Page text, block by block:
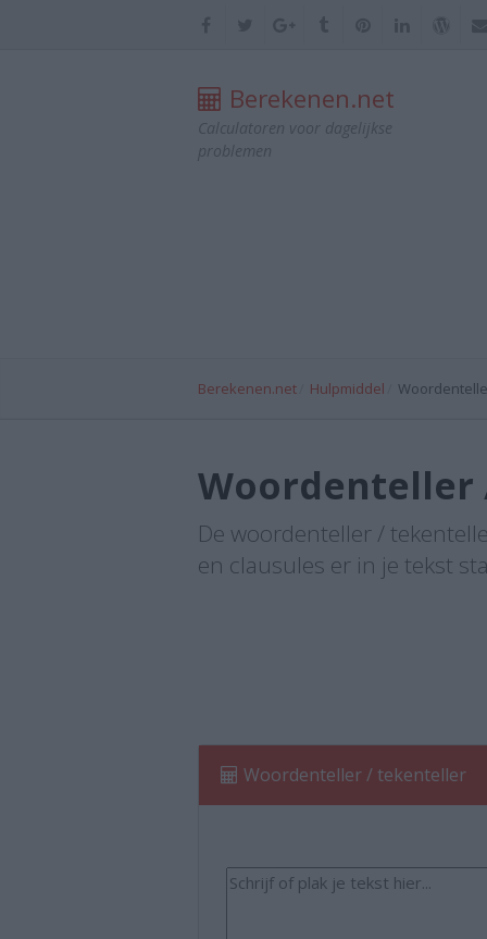
Berekenen.net
Calculatoren voor dagelijkse
problemen
Berekenen.net Hulpmiddel
De woordenteller /
en clausules er in je tekst
Woordenteller / tekenteller